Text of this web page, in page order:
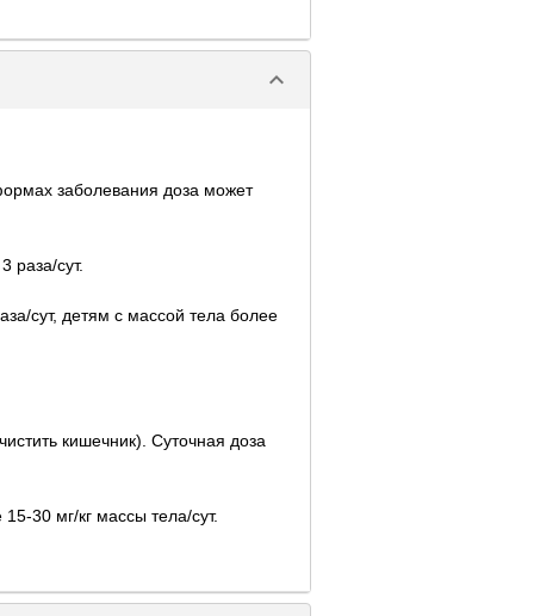
keyboard_arrow_down
заболевания доза может
раза/сут.
сут, детям с массой тела более
кишечник). Суточная доза
30 мг/кг массы тела/сут.